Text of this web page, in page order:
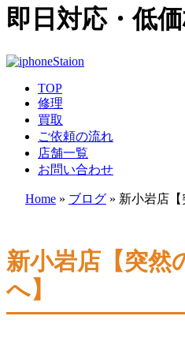
即日対応・低
TOP
修理
買取
ご依頼の流れ
店舗一覧
お問い合わせ
Home » ブログ » 新小岩店【
新小岩店【突然
へ】